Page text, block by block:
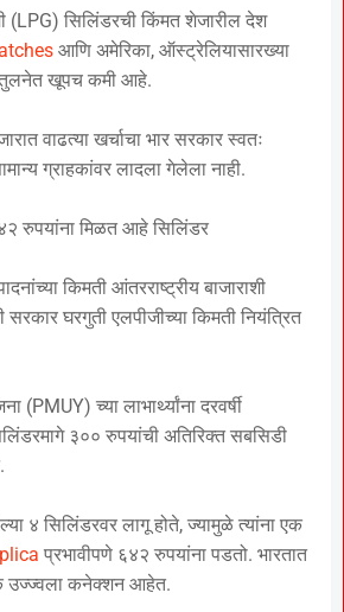
(LPG) सिलिंडरची किंमत शेजारील देश
आणि अमेरिका, ऑस्ट्रेलियासारख्या
तुलनेत खूपच कमी आहे.
वाढत्या खर्चाचा भार सरकार स्वतः
ग्राहकांवर लादला गेलेला नाही.
रुपयांना मिळत आहे सिलिंडर
किमती आंतरराष्ट्रीय बाजाराशी
घरगुती एलपीजीच्या किमती नियंत्रित
(PMUY) च्या लाभार्थ्यांना दरवर्षी
३०० रुपयांची अतिरिक्त सबसिडी
४ सिलिंडरवर लागू होते, ज्यामुळे त्यांना एक
प्रभावीपणे ६४२ रुपयांना पडतो. भारतात
उज्ज्वला कनेक्शन आहेत.